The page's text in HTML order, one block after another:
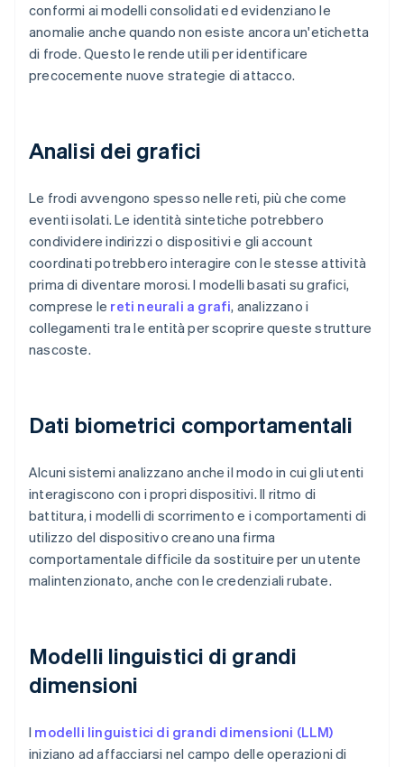
conformi ai modelli consolidati ed evidenziano le
anomalie anche quando non esiste ancora un'etichetta
di frode. Questo le rende utili per identificare
precocemente nuove strategie di attacco.
Analisi dei grafici
Le frodi avvengono spesso nelle reti, più che come
eventi isolati. Le identità sintetiche potrebbero
condividere indirizzi o dispositivi e gli account
coordinati potrebbero interagire con le stesse attività
prima di diventare morosi. I modelli basati su grafici,
comprese le reti neurali a grafi, analizzano i
collegamenti tra le entità per scoprire queste strutture
nascoste.
Dati biometrici comportamentali
Alcuni sistemi analizzano anche il modo in cui gli utenti
interagiscono con i propri dispositivi. Il ritmo di
battitura, i modelli di scorrimento e i comportamenti di
utilizzo del dispositivo creano una firma
comportamentale difficile da sostituire per un utente
malintenzionato, anche con le credenziali rubate.
Modelli linguistici di grandi
dimensioni
I modelli linguistici di grandi dimensioni (LLM)
iniziano ad affacciarsi nel campo delle operazioni di